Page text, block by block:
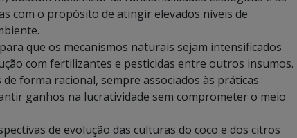
com o propósito de atingir elevados níveis de
que os mecanismos naturais sejam intensificados
com fertilizantes e pesticidas entre outros insumos.
forma racional, sempre associados às práticas
ganhos na lucratividade sem comprometer o meio
de evolução das culturas do coco e dos citros